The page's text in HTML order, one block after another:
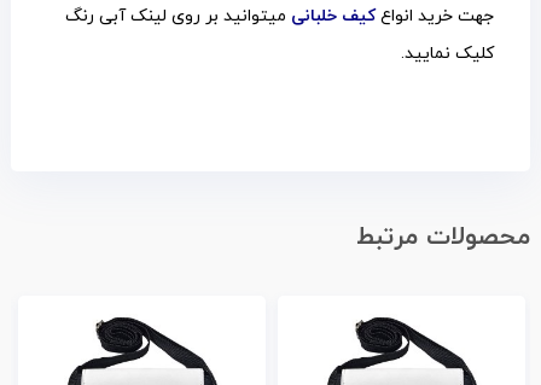
جهت خرید انواع کیف خلبانی میتوانید بر روی لینک آبی رنگ
کلیک نمایید.
محصولات مرتبط